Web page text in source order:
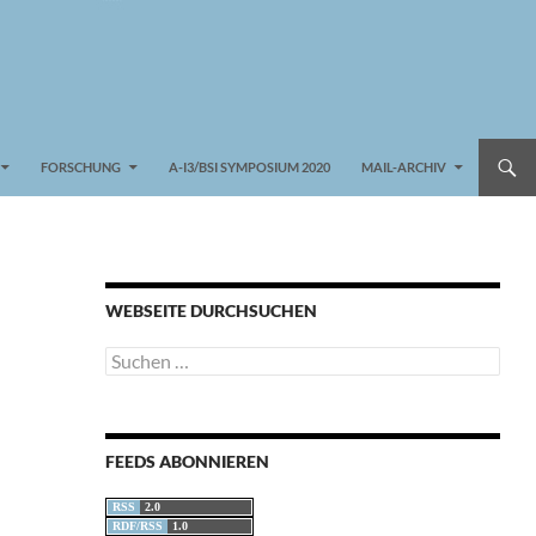
FORSCHUNG A-I3/BSI SYMPOSIUM 2020 MAIL-ARCHIV
WEBSEITE DURCHSUCHEN
Suchen
nach:
FEEDS ABONNIEREN
RSS
2.0
RDF/RSS
1.0